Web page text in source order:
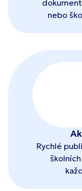
nebo
Rychlé